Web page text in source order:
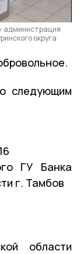
администрация
округа
следующим
ГУ Банка
г. Тамбов
области